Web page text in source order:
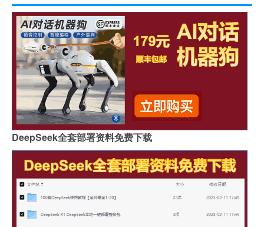
DeepSeek全套部署资料免费下载